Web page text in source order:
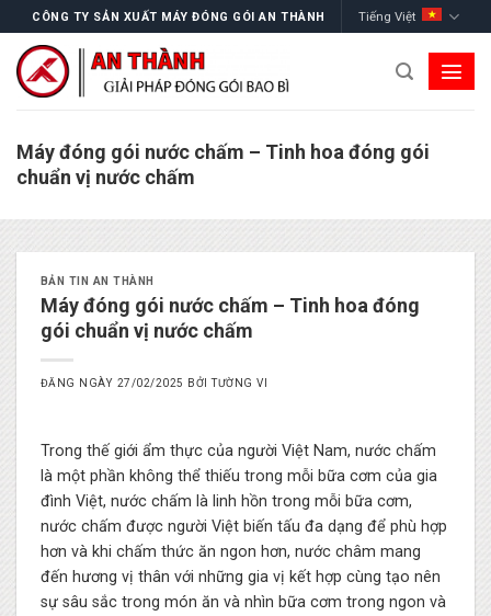
to
content
CÔNG TY SẢN XUẤT MÁY ĐÓNG GÓI AN THÀNH Tiếng Việt
Máy đóng gói nước chấm – Tinh hoa đóng gói
chuẩn vị nước chấm
BẢN TIN AN THÀNH
Máy đóng gói nước chấm – Tinh hoa đóng
gói chuẩn vị nước chấm
ĐĂNG NGÀY 27/02/2025 BỞI TƯỜNG VI
Trong thế giới ẩm thực của người Việt Nam, nước chấm
là một phần không thể thiếu trong mỗi bữa cơm của gia
đình Việt, nước chấm là linh hồn trong mỗi bữa cơm,
nước chấm được người Việt biến tấu đa dạng để phù hợp
hơn và khi chấm thức ăn ngon hơn, nước châm mang
đến hương vị thân với những gia vị kết hợp cùng tạo nên
sự sâu sắc trong món ăn và nhìn bữa cơm trong ngon và